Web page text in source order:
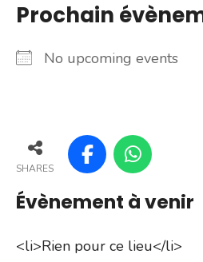
Prochain
No upcoming events
SHARES
Évènement à venir
<li>Rien pour ce lieu</li>